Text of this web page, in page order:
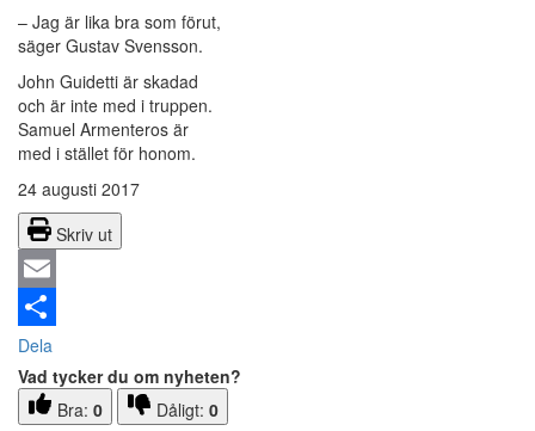
– Jag är lika bra som förut,
säger Gustav Svensson.
John Guidetti är skadad
och är inte med i truppen.
Samuel Armenteros är
med i stället för honom.
24 augusti 2017
Skriv ut
Email
Dela
Vad tycker du om nyheten?
Bra: 0 Dåligt: 0